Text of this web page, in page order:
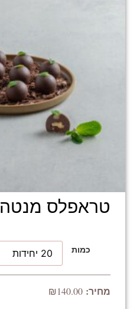
טראפלס מנטה
כמות
₪140.00